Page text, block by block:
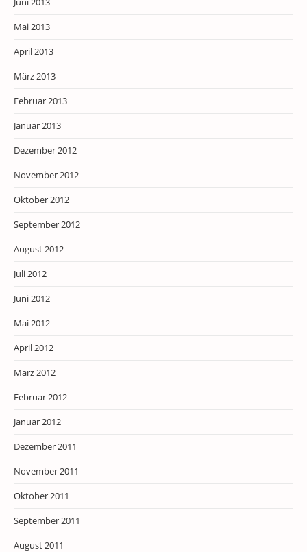
Mai 2013
April 2013
März 2013
Februar 2013
Januar 2013
Dezember 2012
November 2012
Oktober 2012
September 2012
August 2012
Juli 2012
Juni 2012
Mai 2012
April 2012
März 2012
Februar 2012
Januar 2012
Dezember 2011
November 2011
Oktober 2011
September 2011
August 2011